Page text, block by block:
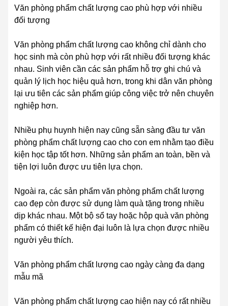
Văn phòng phẩm chất lượng cao phù hợp với nhiều
đối tượng
Văn phòng phẩm chất lượng cao không chỉ dành cho
học sinh mà còn phù hợp với rất nhiều đối tượng khác
nhau. Sinh viên cần các sản phẩm hỗ trợ ghi chú và
quản lý lịch học hiệu quả hơn, trong khi dân văn phòng
lại ưu tiên các sản phẩm giúp công việc trở nên chuyên
nghiệp hơn.
Nhiều phụ huynh hiện nay cũng sẵn sàng đầu tư văn
phòng phẩm chất lượng cao cho con em nhằm tạo điều
kiện học tập tốt hơn. Những sản phẩm an toàn, bền và
tiện lợi luôn được ưu tiên lựa chọn.
Ngoài ra, các sản phẩm văn phòng phẩm chất lượng
cao đẹp còn được sử dụng làm quà tặng trong nhiều
dịp khác nhau. Một bộ sổ tay hoặc hộp quà văn phòng
phẩm có thiết kế hiện đại luôn là lựa chọn được nhiều
người yêu thích.
Văn phòng phẩm chất lượng cao ngày càng đa dạng
mẫu mã
Văn phòng phẩm chất lượng cao hiện nay có rất nhiều